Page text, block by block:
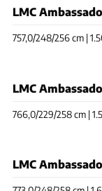
LMC
757,0/248/256 cm |
LMC
766,0/229/258 cm |
LMC